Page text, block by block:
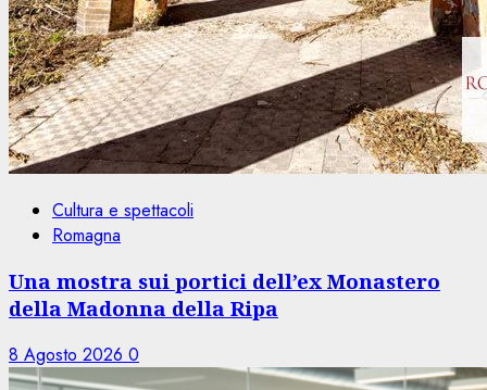
Cultura e spettacoli
Romagna
Una mostra sui portici dell’ex Monastero
della Madonna della Ripa
8 Agosto 2026 0